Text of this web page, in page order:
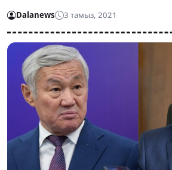
Dalanews 3 тамыз, 2021